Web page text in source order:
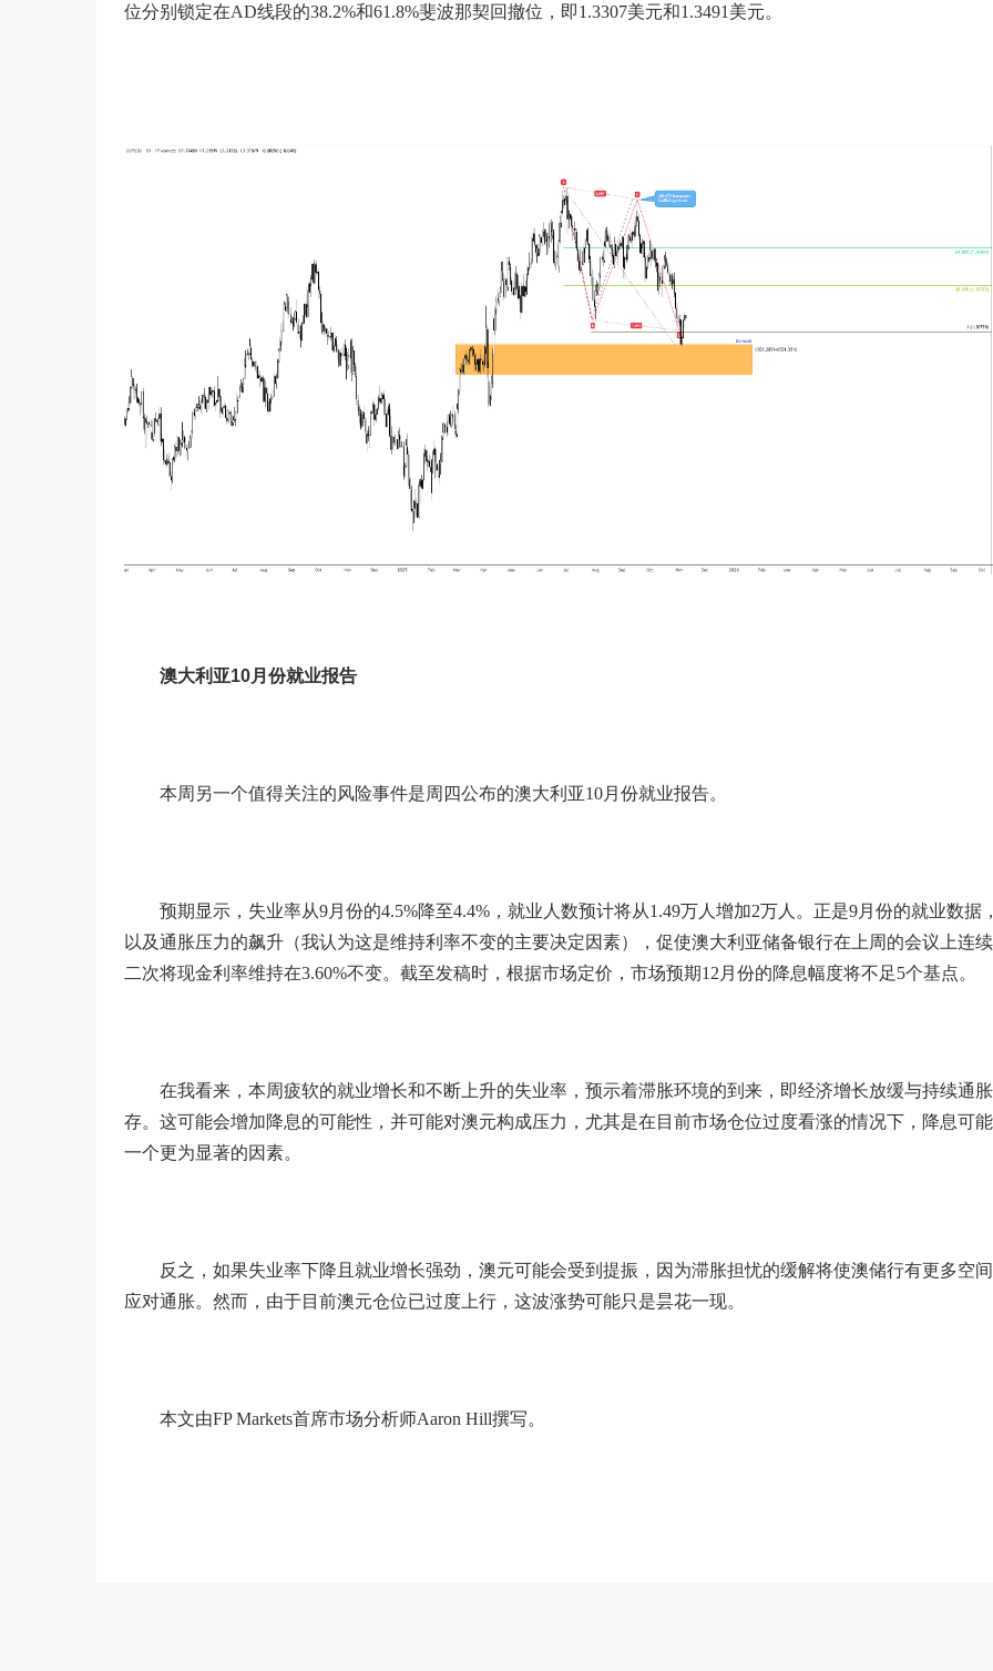
位分别锁定在AD线段的38.2%和61.8%斐波那契回撤位，即1.3307美元和1.3491美元。
澳大利亚10月份就业报告
本周另一个值得关注的风险事件是周四公布的澳大利亚10月份就业报告。
预期显示，失业率从9月份的4.5%降至4.4%，就业人数预计将从1.49万人增加2万人。正是9月份的就业数据
以及通胀压力的飙升（我认为这是维持利率不变的主要决定因素），促使澳大利亚储备银行在上周的会议上连
二次将现金利率维持在3.60%不变。截至发稿时，根据市场定价，市场预期12月份的降息幅度将不足5个基点。
在我看来，本周疲软的就业增长和不断上升的失业率，预示着滞胀环境的到来，即经济增长放缓与持续通
存。这可能会增加降息的可能性，并可能对澳元构成压力，尤其是在目前市场仓位过度看涨的情况下，降息可
一个更为显著的因素。
反之，如果失业率下降且就业增长强劲，澳元可能会受到提振，因为滞胀担忧的缓解将使澳储行有更多空
应对通胀。然而，由于目前澳元仓位已过度上行，这波涨势可能只是昙花一现。
本文由FP Markets首席市场分析师Aaron Hill撰写。